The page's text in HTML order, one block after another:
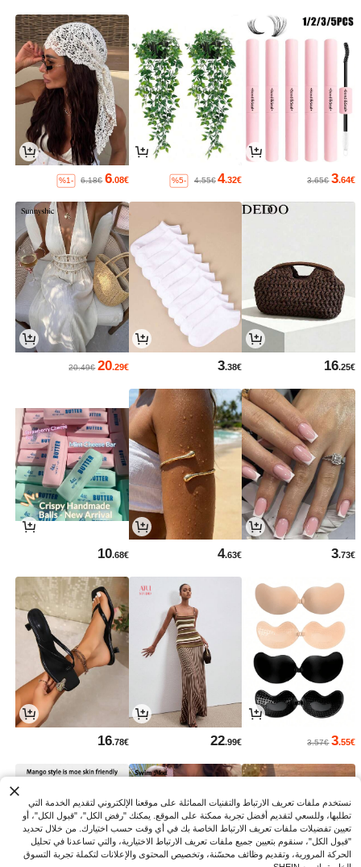
3.64€
3.65€
4.32€
4.55€
%5-
6.08€
6.18€
%1-
16.25€
3.38€
20.29€
20.49€
3.73€
4.63€
10.68€
3.55€
3.57€
22.99€
16.78€
نستخدم ملفات تعريف الارتباط والتقنيات المماثلة على موقعنا الإلكتروني لتقديم الخدمة التي
تطلبها، وللسعي لتقديم أفضل تجربة ممكنة على الموقع. يمكنك "رفض الكل"، "قبول الكل"، أو
تعيين تفضيلات ملفات تعريف الارتباط الخاصة بك في أي وقت حسب اختيارك. من خلال تحديد
"قبول الكل"، سنقوم بتعيين جميع ملفات تعريف الارتباط الاختيارية، والتي تساعدنا في تحليل
الحركة المرورية، وتقديم وظائف محسّنة، وتخصيص المحتوى والإعلانات لتكملة تجربة التسوق